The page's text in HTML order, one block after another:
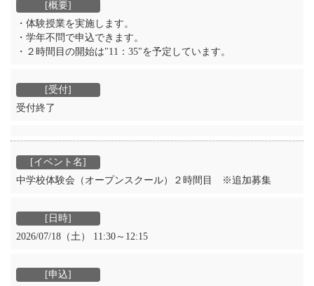
・体験授業を実施します。
・学年不問で申込できます。
・２時間目の開始は"11：35"を予定しています。
受付終了
中学校体験会（オープンスクール）２時間目 ※追加募集
2026/07/18（土） 11:30～12:15